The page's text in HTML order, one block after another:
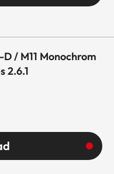
D / M11 Monochrom
2.6.1